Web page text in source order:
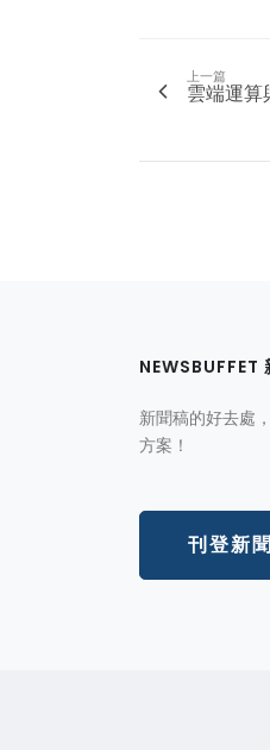
上一篇
雲端運算
NEWSBUFFET
新聞稿的好去處
方案！
刊登新